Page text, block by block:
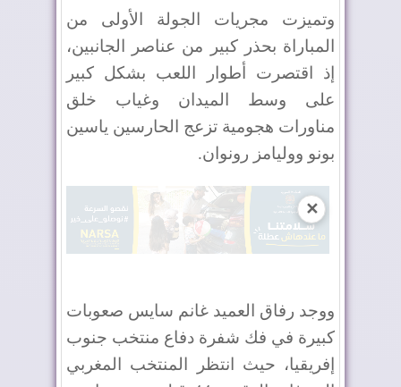
وتميزت مجريات الجولة الأولى من
المباراة بحذر كبير من عناصر الجانبين،
إذ اقتصرت أطوار اللعب بشكل كبير
على وسط الميدان وغياب خلق
مناورات هجومية تزعج الحارسين ياسين
بونو ووليامز رونوان.
✕
ووجد رفاق العميد غانم سايس صعوبات
كبيرة في فك شفرة دفاع منتخب جنوب
إفريقيا، حيث انتظر المنتخب المغربي